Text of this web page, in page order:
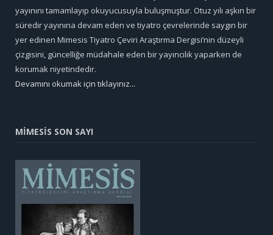
yayınını tamamlayıp okuyucusuyla buluşmuştur. Otuz yılı aşkın bir
süredir yayınına devam eden ve tiyatro çevrelerinde saygın bir
yer edinen Mimesis Tiyatro Çeviri Araştırma Dergisi’nin düzeyli
çizgisini, güncelliğe müdahale eden bir yayıncılık yaparken de
korumak niyetindedir.
Devamını okumak için tıklayınız...
MİMESİS SON SAYI